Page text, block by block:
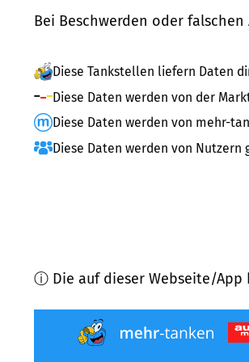
Bei Beschwerden oder
Diese Tankstellen liefern Daten
Diese Daten werden von der
Diese Daten werden von mehr-
Diese Daten werden von Nutzern
ⓘ Die auf dieser Webseite/